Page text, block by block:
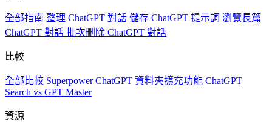
全部指南 整理 ChatGPT 對話 儲存 ChatGPT 提示詞 瀏覽長篇
ChatGPT 對話 批次刪除 ChatGPT 對話
比較
全部比較 Superpower ChatGPT 資料夾擴充功能 ChatGPT
Search vs GPT Master
資源